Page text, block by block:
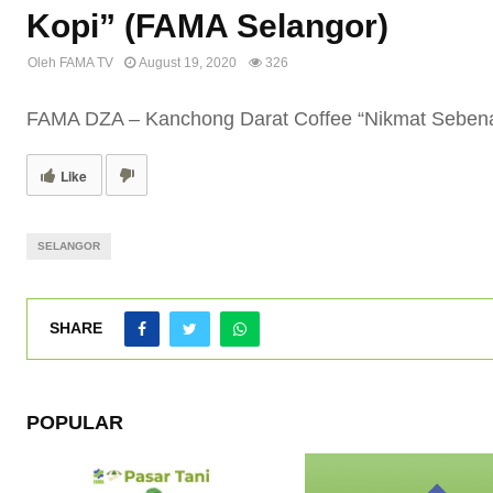
Kopi” (FAMA Selangor)
Oleh FAMA TV August 19, 2020 326
FAMA DZA – Kanchong Darat Coffee “Nikmat
Like
SELANGOR
SHARE
POPULAR